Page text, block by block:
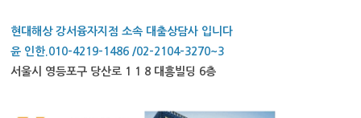
현대해상 강서융자지점 소속 대출상담사 입니다
윤 인한.010-4219-1486 /02-2104-3270~3
서울시 영등포구 당산로 1 1 8 대흥빌딩 6층